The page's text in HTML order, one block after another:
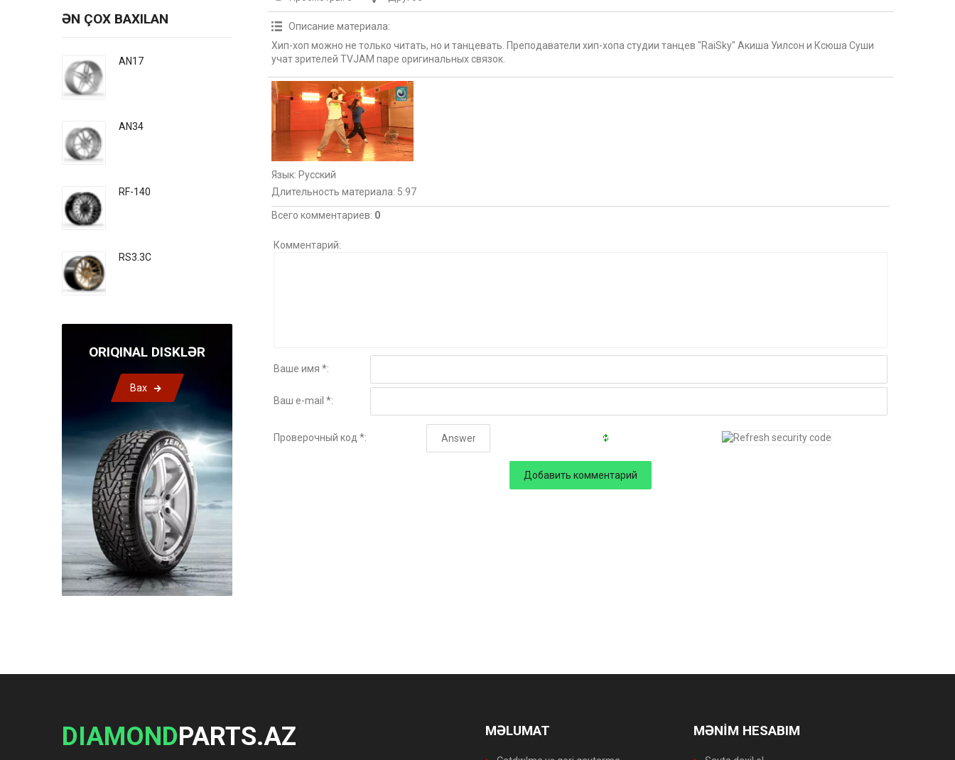
Описание материала:
Хип-хоп можно не только читать, но и танцевать. Преподаватели хип-хопа студии танцев "RaiSky" Акиша Уилсон и Ксюша Суши
учат зрителей TVJAM паре оригинальных связок.
Язык: Русский
Длительность материала: 5:97
Всего комментариев: 0
Комментарий:
Ваше имя *:
Ваш e-mail *:
Проверочный код *:
ƏN ÇOX BAXILAN
AN17
AN34
RF-140
RS3.3C
ORIQINAL DISKLƏR
Bax
DIAMONDPARTS.AZ MƏLUMAT MƏNİM HESABIM